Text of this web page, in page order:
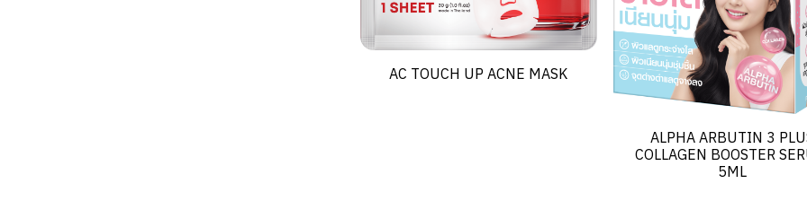
AC TOUCH UP ACNE MASK
ALPHA ARBUTIN 3
COLLAGEN BOOSTER
5ML